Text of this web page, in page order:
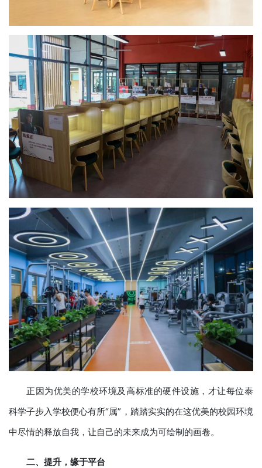
正因为优美的学校环境及高标准的硬件设施，才让每位泰
科学子步入学校便心有所“属”，踏踏实实的在这优美的校园环境
中尽情的释放自我，让自己的未来成为可绘制的画卷。
二、提升，缘于平台